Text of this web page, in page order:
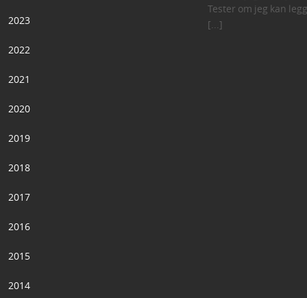
2023
2022
2021
2020
2019
2018
2017
2016
2015
2014
Tester om jeg kan
[...]